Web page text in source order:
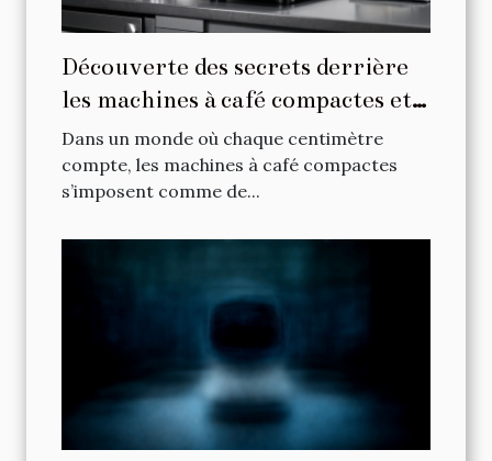
Découverte des secrets derrière
les machines à café compactes et
puissantes
Dans un monde où chaque centimètre
compte, les machines à café compactes
s’imposent comme de...